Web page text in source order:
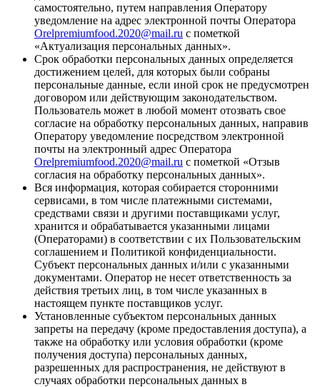
самостоятельно, путем направления Оператору
уведомление на адрес электронной почты Оператора
Orelpremiumfood.2020@mail.ru с пометкой
«Актуализация персональных данных».
Срок обработки персональных данных определяется
достижением целей, для которых были собраны
персональные данные, если иной срок не предусмотрен
договором или действующим законодательством.
Пользователь может в любой момент отозвать свое
согласие на обработку персональных данных, направив
Оператору уведомление посредством электронной
почты на электронный адрес Оператора
Orelpremiumfood.2020@mail.ru с пометкой «Отзыв
согласия на обработку персональных данных».
Вся информация, которая собирается сторонними
сервисами, в том числе платежными системами,
средствами связи и другими поставщиками услуг,
хранится и обрабатывается указанными лицами
(Операторами) в соответствии с их Пользовательским
соглашением и Политикой конфиденциальности.
Субъект персональных данных и/или с указанными
документами. Оператор не несет ответственность за
действия третьих лиц, в том числе указанных в
настоящем пункте поставщиков услуг.
Установленные субъектом персональных данных
запреты на передачу (кроме предоставления доступа), а
также на обработку или условия обработки (кроме
получения доступа) персональных данных,
разрешенных для распространения, не действуют в
случаях обработки персональных данных в